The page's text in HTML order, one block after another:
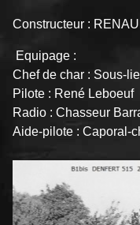
Constructeur :
Equipage :
Chef de char : Sous-
Pilote : René Leboeuf
Radio : Chasseur
Aide-pilote : Caporal-